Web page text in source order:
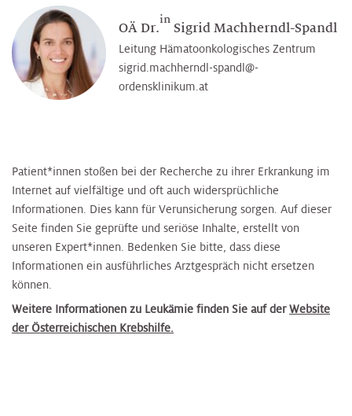
OÄ Dr.
in
Sigrid Machherndl-Spandl
Leitung Hämatoonkologisches Zentrum
sigrid.machherndl-spandl@­
ordensklinikum.at
Patient*innen stoßen bei der Recherche zu ihrer Erkrankung im
Internet auf vielfältige und oft auch widersprüchliche
Informationen. Dies kann für Verunsicherung sorgen. Auf dieser
Seite finden Sie geprüfte und seriöse Inhalte, erstellt von
unseren Expert*innen. Bedenken Sie bitte, dass diese
Informationen ein ausführliches Arztgespräch nicht ersetzen
können.
Weitere Informationen zu Leukämie finden Sie auf derWebsite
der Österreichischen Krebshilfe.